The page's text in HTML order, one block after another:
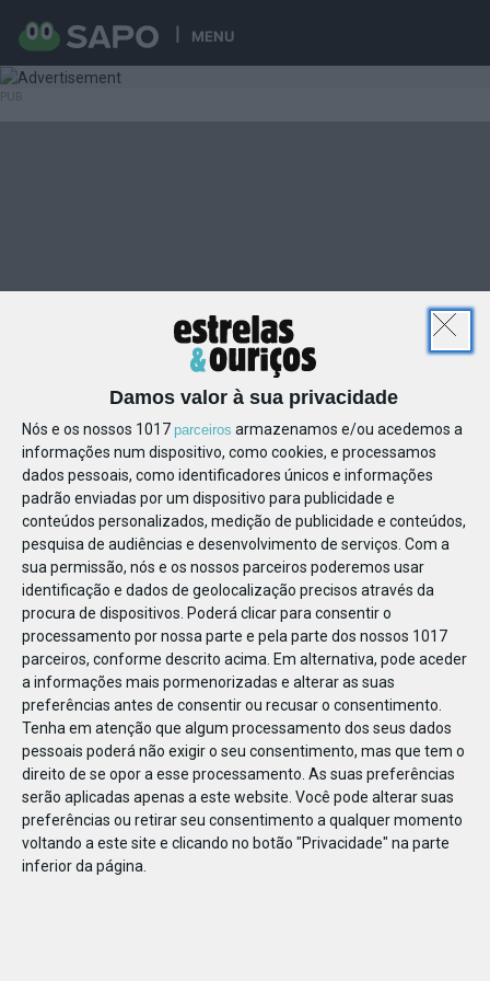
MENU
Damos valor à sua privacidade
Nós e os nossos 1017 parceiros armazenamos e/ou acedemos a
informações num dispositivo, como cookies, e processamos
dados pessoais, como identificadores únicos e informações
padrão enviadas por um dispositivo para publicidade e
conteúdos personalizados, medição de publicidade e conteúdos,
pesquisa de audiências e desenvolvimento de serviços. Com a
sua permissão, nós e os nossos parceiros poderemos usar
identificação e dados de geolocalização precisos através da
procura de dispositivos. Poderá clicar para consentir o
processamento por nossa parte e pela parte dos nossos 1017
parceiros, conforme descrito acima. Em alternativa, pode aceder
a informações mais pormenorizadas e alterar as suas
preferências antes de consentir ou recusar o consentimento.
Tenha em atenção que algum processamento dos seus dados
pessoais poderá não exigir o seu consentimento, mas que tem o
direito de se opor a esse processamento. As suas preferências
serão aplicadas apenas a este website. Você pode alterar suas
preferências ou retirar seu consentimento a qualquer momento
voltando a este site e clicando no botão "Privacidade" na parte
inferior da página.
64003188400003